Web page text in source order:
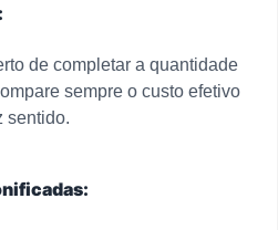
de completar a quantidade
sempre o custo efetivo
sentido.